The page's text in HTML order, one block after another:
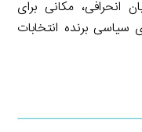
مکانی برای
برنده انتخابات